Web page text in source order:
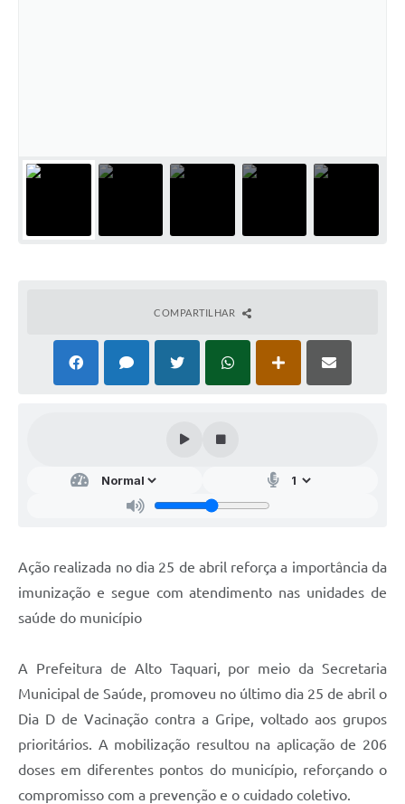
COMPARTILHAR
Ação realizada no dia 25 de abril reforça a importância da
imunização e segue com atendimento nas unidades de
saúde do município
A Prefeitura de Alto Taquari, por meio da Secretaria
Municipal de Saúde, promoveu no último dia 25 de abril o
Dia D de Vacinação contra a Gripe, voltado aos grupos
prioritários. A mobilização resultou na aplicação de 206
doses em diferentes pontos do município, reforçando o
compromisso com a prevenção e o cuidado coletivo.